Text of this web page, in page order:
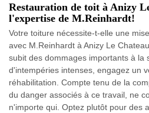
Restauration de toit à Anizy
l'expertise de M.Reinhardt!
Votre toiture nécessite-t-elle une
avec M.Reinhardt à Anizy Le
subit des dommages importants à la
d'intempéries intenses, engagez un
réhabilitation. Compte tenu de la
du danger associés à ce travail, ne
n'importe qui. Optez plutôt pour des